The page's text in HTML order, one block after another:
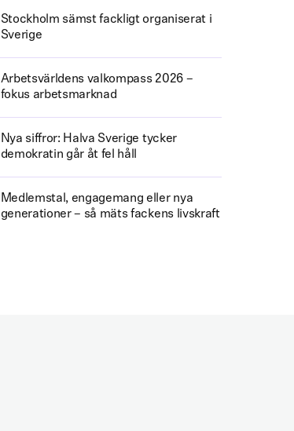
Stockholm sämst fackligt organiserat i
Sverige
Arbetsvärldens valkompass 2026 –
fokus arbetsmarknad
Nya siffror: Halva Sverige tycker
demokratin går åt fel håll
Medlemstal, engagemang eller nya
generationer – så mäts fackens livskraft